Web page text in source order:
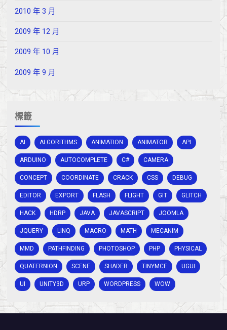
2010 年 3 月
2009 年 12 月
2009 年 10 月
2009 年 9 月
標籤
AI ALGORITHMS ANIMATION ANIMATOR API
ARDUINO AUTOCOMPLETE C# CAMERA
CONCEPT COORDINATE CRACK CSS DEBUG
EDITOR EXPORT FLASH FLIGHT GIT GLITCH
HACK HDRP JAVA JAVASCRIPT JOOMLA
JQUERY LINQ MACRO MATH MECANIM
MMD PATHFINDING PHOTOSHOP PHP PHYSICAL
QUATERNION SCENE SHADER TINYMCE UGUI
UI UNITY3D URP WORDPRESS WOW